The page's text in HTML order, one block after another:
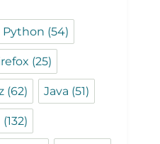
Python (54)
(25)
(62) Java (51)
(132)